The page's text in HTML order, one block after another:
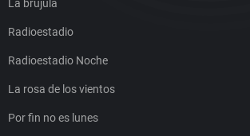
La brújula
Radioestadio
Radioestadio Noche
La rosa de los vientos
Por fin no es lunes